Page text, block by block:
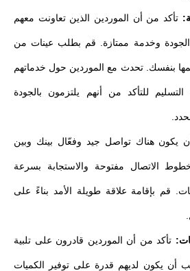
تأكد من أن الموردين الذين تعاونت معهم
الجودة وخدمة ممتازة. قم بطلب عينات من
بنفسك. تحدث مع الموردين حول خدماتهم
للتأكد من أنهم يلتزمون بالجودة
يكون هناك تواصل جيد وفعّال بينك وبين
الاتصال مفتوحة والاستجابة بسرعة
قم بإقامة علاقة طويلة الأمد بناءً على
تأكد من أن الموردين قادرون على تلبية
أن يكون لديهم قدرة على توفير الكميات